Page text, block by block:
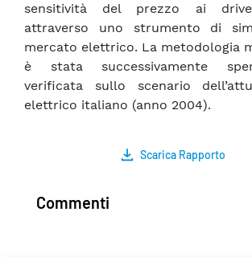
sensitività del prezzo ai
attraverso uno strumento di
mercato elettrico. La metodologia
è stata successivamente
verificata sullo scenario
elettrico italiano (anno 2004).
Scarica Rapporto
Commenti